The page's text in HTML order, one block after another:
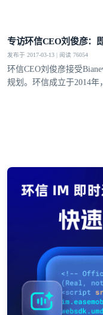
专访环信CEO刘俊彦：
发布于 2017-03-13 | 阅读 76054
环信CEO刘俊彦接受
规划。环信成立于2014